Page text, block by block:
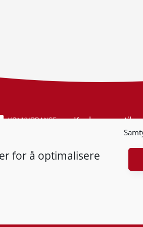
for å optimalisere
Postboks 439
Org.nr: 974 761